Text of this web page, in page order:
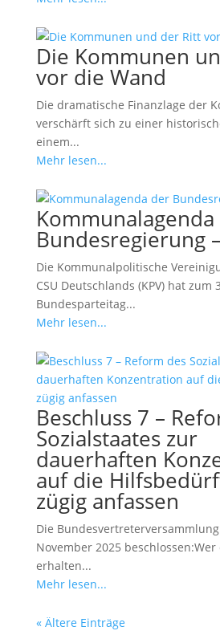
Die Kommunen
vor die Wand
Die dramatische Finanzlage der
verschärft sich zu einer
einem...
Mehr lesen...
Bundesregierung –
Die Kommunalpolitische
CSU Deutschlands (KPV) hat zum
Bundesparteitag...
Mehr lesen...
Beschluss 7 –
Sozialstaates zur
dauerhaften
auf die
zügig anfassen
Die
November 2025
erhalten...
Mehr lesen...
« Ältere Einträge